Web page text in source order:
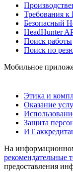
Требования
Безопасный
HeadHunter
Поиск работы
Поиск по
Мобильное
Этика и
Оказание
Защита
ИТ
На
рекомендательные
предоставления